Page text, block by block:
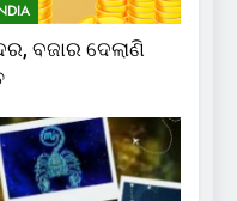
ବଜାର ଦେଲାଣି